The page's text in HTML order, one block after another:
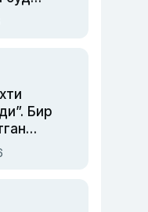
Бир
ҳаёти